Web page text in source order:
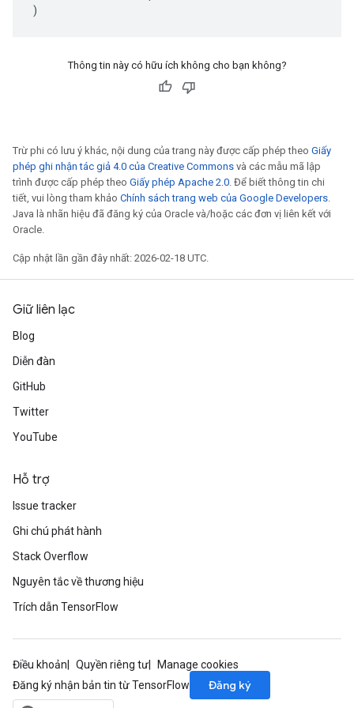
)
Thông tin này có hữu ích không cho bạn không?
Trừ phi có lưu ý khác, nội dung của trang này được cấp phép theo Giấy
phép ghi nhận tác giả 4.0 của Creative Commons và các mẫu mã lập
trình được cấp phép theo Giấy phép Apache 2.0. Để biết thông tin chi
tiết, vui lòng tham khảo Chính sách trang web của Google Developers.
Java là nhãn hiệu đã đăng ký của Oracle và/hoặc các đơn vị liên kết với
Oracle.
Cập nhật lần gần đây nhất: 2026-02-18 UTC.
Giữ liên lạc
Blog
Diễn đàn
GitHub
Twitter
YouTube
Hỗ trợ
Issue tracker
Ghi chú phát hành
Stack Overflow
Nguyên tắc về thương hiệu
Trích dẫn TensorFlow
Điều khoản Quyền riêng tư
Manage cookies
Đăng ký nhận bản tin từ TensorFlow
Đăng ký